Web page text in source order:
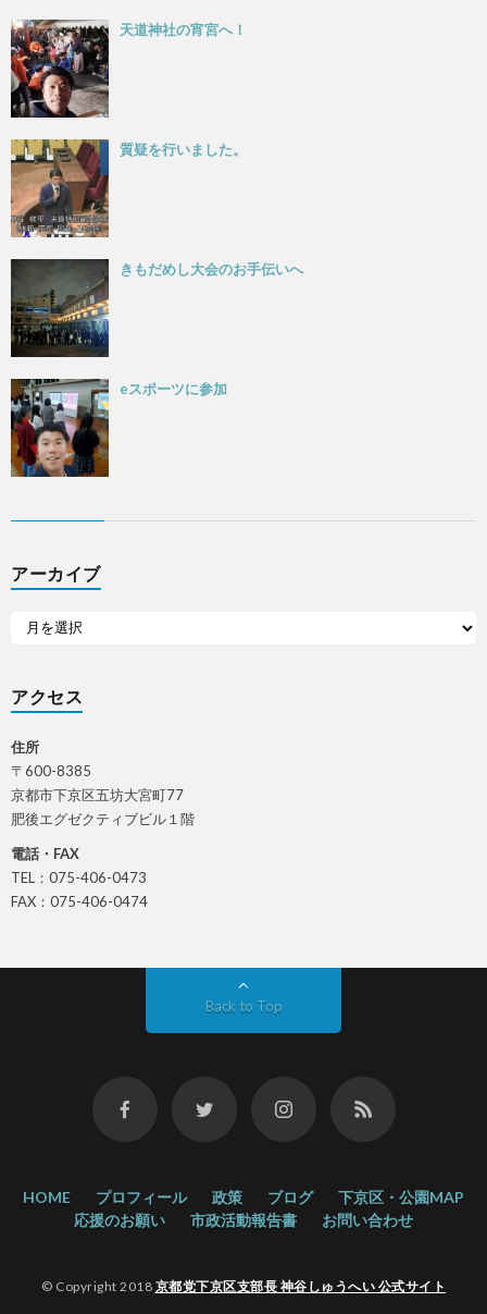
天道神社の宵宮へ！
質疑を行いました。
きもだめし大会のお手伝いへ
eスポーツに参加
アーカイブ
アクセス
住所
〒600-8385
京都市下京区五坊大宮町77
肥後エグゼクティブビル１階
電話・FAX
TEL：075-406-0473
FAX：075-406-0474
Back to Top
HOME プロフィール 政策 ブログ
下京区・公園MAP
応援のお願い
市政活動報告書 お問い合わせ
© Copyright 2018 京都党下京区支部長 神谷しゅうへい 公式サイト